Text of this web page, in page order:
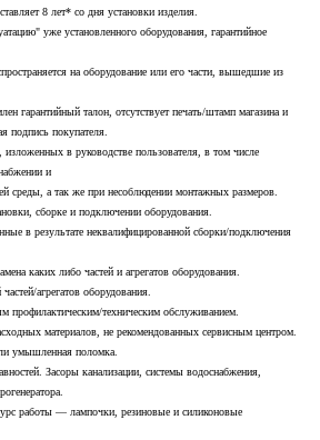
8 лет* со дня установки изделия.
уже установленного оборудования, гарантийное
на оборудование или его части, вышедшие из
гарантийный талон, отсутствует печать/штамп магазина и
подпись покупателя.
в руководстве пользователя, в том числе
и
среды, а так же при несоблюдении монтажных размеров.
сборке и подключении оборудования.
в результате неквалифицированной сборки/подключения
каких либо частей и агрегатов оборудования.
агрегатов оборудования.
профилактическим/техническим обслуживанием.
материалов, не рекомендованных сервисным центром.
умышленная поломка.
Засоры канализации, системы водоснабжения,
работы — лампочки, резиновые и силиконовые